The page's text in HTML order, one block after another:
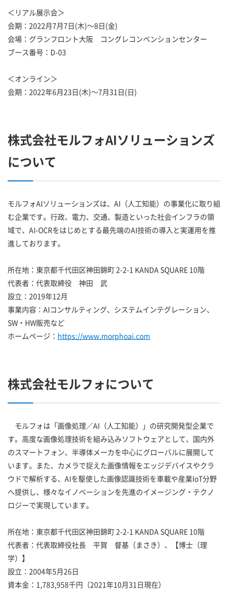
＜リアル展示会＞
会期：2022月7月7日(木)～8日(金)
会場：グランフロント大阪 コングレコンベンションセンター
ブース番号：D-03
＜オンライン＞
会期：2022年6月23日(木)～7月31日(日)
株式会社モルフォAIソリューションズ
について
モルフォAIソリューションズは、AI（人工知能）の事業化に取り組
む企業です。行政、電力、交通、製造といった社会インフラの領
域で、AI-OCRをはじめとする最先端のAI技術の導入と実運用を推
進しております。
所在地：東京都千代田区神田錦町 2-2-1 KANDA SQUARE 10階
代表者：代表取締役 神田 武
設立：2019年12月
事業内容：AIコンサルティング、システムインテグレーション、
SW・HW販売など
ホームページ： https://www.morphoai.com
株式会社モルフォについて
モルフォは「画像処理／AI（人工知能）」の研究開発型企業で
す。高度な画像処理技術を組み込みソフトウェアとして、国内外
のスマートフォン、半導体メーカを中心にグローバルに展開して
います。また、カメラで捉えた画像情報をエッジデバイスやクラ
ウドで解析する、AIを駆使した画像認識技術を車載や産業IoT分野
へ提供し、様々なイノベーションを先進のイメージング・テクノ
ロジーで実現しています。
所在地：東京都千代田区神田錦町 2-2-1 KANDA SQUARE 10階
代表者：代表取締役社長 平賀 督基（まさき）、【博士（理
学）】
設立：2004年5月26日
資本金：1,783,958千円（2021年10月31日現在）